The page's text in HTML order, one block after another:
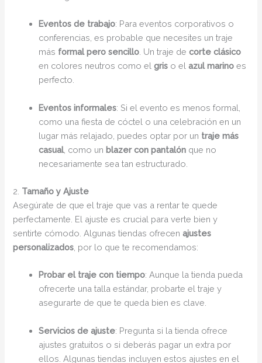
Eventos de trabajo: Para eventos corporativos o
conferencias, es probable que necesites un traje
más formal pero sencillo . Un traje decorte clásico
en colores neutros como elgris o elazul marino es
perfecto.
Eventos informales: Si el evento es menos formal,
como una fiesta de cóctel o una celebración en un
lugar más relajado, puedes optar por un traje más
casual, como un blazer con pantalón que no
necesariamente sea tan estructurado.
2. Tamaño y Ajuste
Asegúrate de que el traje que vas a rentar te quede
perfectamente. El ajuste es crucial para verte bien y
sentirte cómodo. Algunas tiendas ofrecenajustes
personalizados , por lo que te recomendamos:
Probar el traje con tiempo: Aunque la tienda pueda
ofrecerte una talla estándar, probarte el traje y
asegurarte de que te queda bien es clave.
Servicios de ajuste: Pregunta si la tienda ofrece
ajustes gratuitos o si deberás pagar un extra por
ellos. Algunas tiendas incluyen estos ajustes en el